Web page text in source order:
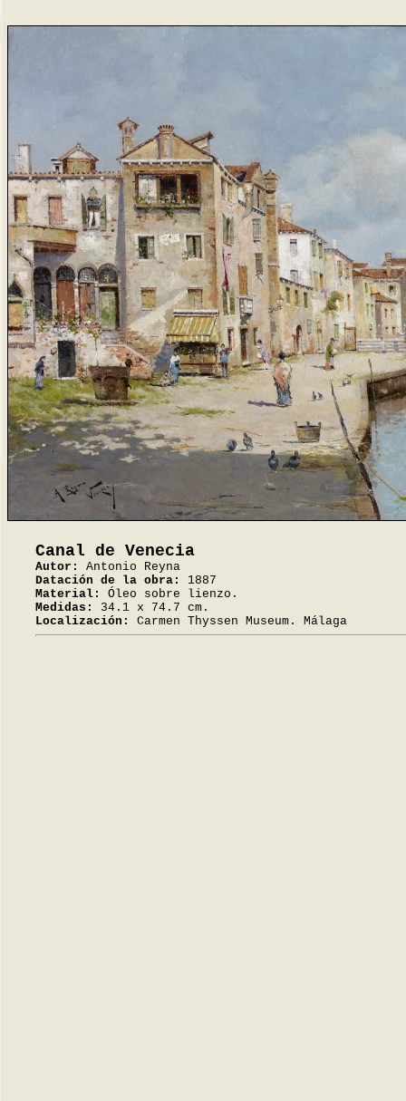
Canal de Venecia
Autor:
Antonio Reyna
Datación de la obra:
1887
Material:
Óleo sobre lienzo.
Medidas:
34.1 x 74.7 cm.
Localización:
Carmen Thyssen Museum. Málaga